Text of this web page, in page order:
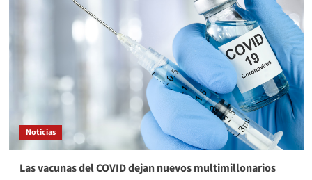
inmunidad
Noticias
Las vacunas del COVID dejan nuevos multimillonarios